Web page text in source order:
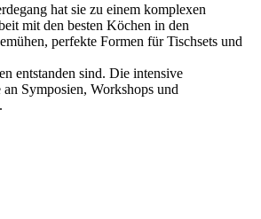
hat sie zu einem komplexen
mit den besten Köchen in den
perfekte Formen für Tischsets und
entstanden sind. Die intensive
Symposien, Workshops und